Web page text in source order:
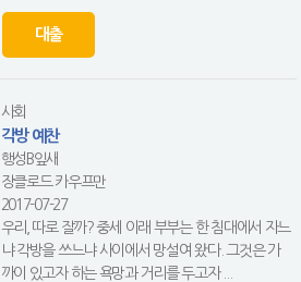
대출
사회
각방 예찬
행성B잎새
장클로드 카우프만
2017-07-27
우리, 따로 잘까? 중세 이래 부부는 한 침대에서 자느
냐 각방을 쓰느냐 사이에서 망설여 왔다. 그것은 가
까이 있고자 하는 욕망과 거리를 두고자 ...